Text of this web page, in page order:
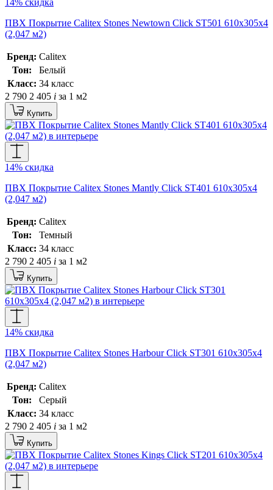
ПВХ Покрытие Calitex Stones Newtown Click ST501 610x305x4
(2,047 м2)
Бренд: Calitex
Тон:
Белый
Класс: 34 класс
2 790 2 405 i за 1 м2
Купить
14% скидка
ПВХ Покрытие Calitex Stones Mantly Click ST401 610x305x4
(2,047 м2)
Бренд: Calitex
Тон:
Темный
Класс: 34 класс
2 790 2 405 i за 1 м2
Купить
14% скидка
ПВХ Покрытие Calitex Stones Harbour Click ST301 610x305x4
(2,047 м2)
Бренд: Calitex
Тон:
Серый
Класс: 34 класс
2 790 2 405 i за 1 м2
Купить